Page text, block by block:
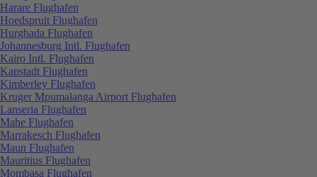
Harare Flughafen
Hoedspruit Flughafen
Hurghada Flughafen
Johannesburg Intl. Flughafen
Kairo Intl. Flughafen
Kapstadt Flughafen
Kimberley Flughafen
Kruger Mpumalanga Airport Flughafen
Lanseria Flughafen
Mahe Flughafen
Marrakesch Flughafen
Maun Flughafen
Mauritius Flughafen
Mombasa Flughafen